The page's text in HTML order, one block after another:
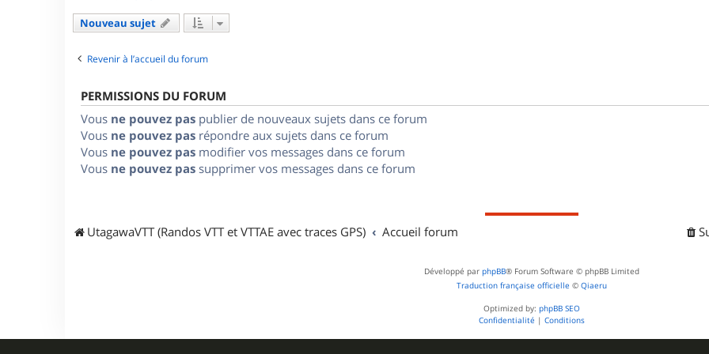
e
Nouveau sujet
Revenir à l’accueil du forum
PERMISSIONS DU FORUM
Vous ne pouvez pas publier de nouveaux sujets dans ce forum
Vous ne pouvez pas répondre aux sujets dans ce forum
Vous ne pouvez pas modifier vos messages dans ce forum
Vous ne pouvez pas supprimer vos messages dans ce forum
UtagawaVTT (Randos VTT et VTTAE avec traces GPS) Accueil forum
Développé par phpBB® Forum Software © phpBB Limited
Traduction française officielle © Qiaeru
Optimized by: phpBB SEO
Confidentialité | Conditions